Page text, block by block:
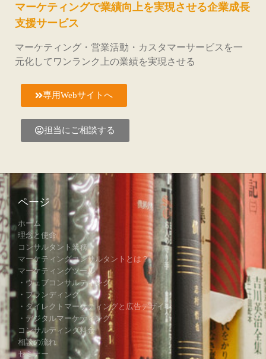
マーケティングで業績向上を実現させる企業成長
支援サービス
マーケティング・営業活動・カスタマーサービスを一
元化してワンランク上の業績を実現させる
専用Webサイトへ
担当にご相談する
ページ
ホーム
理念と使命
コンサルタント業務
マーケティングコンサルタントとは？
マーケティングツール
・ウェブコンサルティング
・ブランディング
・ダイレクトマーケティングと広告デザイン
・デジタルマーケティング
コンサルティング料金
相談の流れ
セミナー